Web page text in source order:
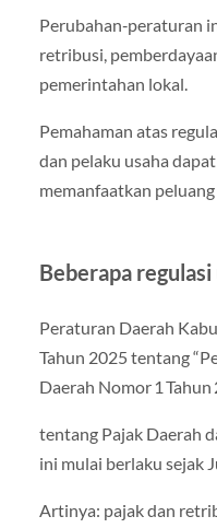
Perubahan‑peraturan
retribusi,
pemerintahan lokal.
Pemahaman atas
dan pelaku usaha
memanfaatkan peluang
Beberapa
Peraturan Daerah
Tahun 2025 tentang
Daerah Nomor 1 Tahun
tentang Pajak Daerah
ini mulai berlaku sejak
Artinya: pajak dan